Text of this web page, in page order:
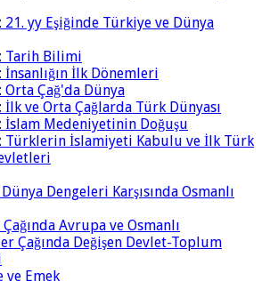
21. yy Eşiğinde Türkiye ve Dünya
Tarih Bilimi
İnsanlığın İlk Dönemleri
Orta Çağ'da Dünya
İlk ve Orta Çağlarda Türk Dünyası
İslam Medeniyetinin Doğuşu
Türklerin İslamiyeti Kabulu ve İlk Türk
Dünya Dengeleri Karşısında Osmanlı
Çağında Avrupa ve Osmanlı
Çağında Değişen Devlet-Toplum
ve Emek